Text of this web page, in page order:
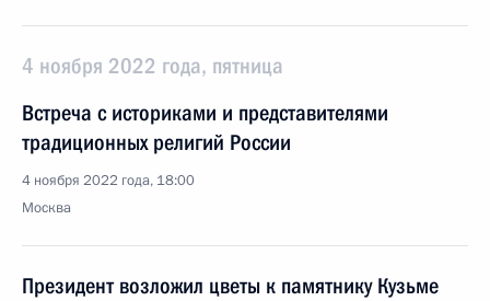
4 ноября 2022 года, пятница
Встреча с историками и представителями
традиционных религий России
4 ноября 2022 года, 18:00
Москва
Президент возложил цветы к памятнику Кузьме